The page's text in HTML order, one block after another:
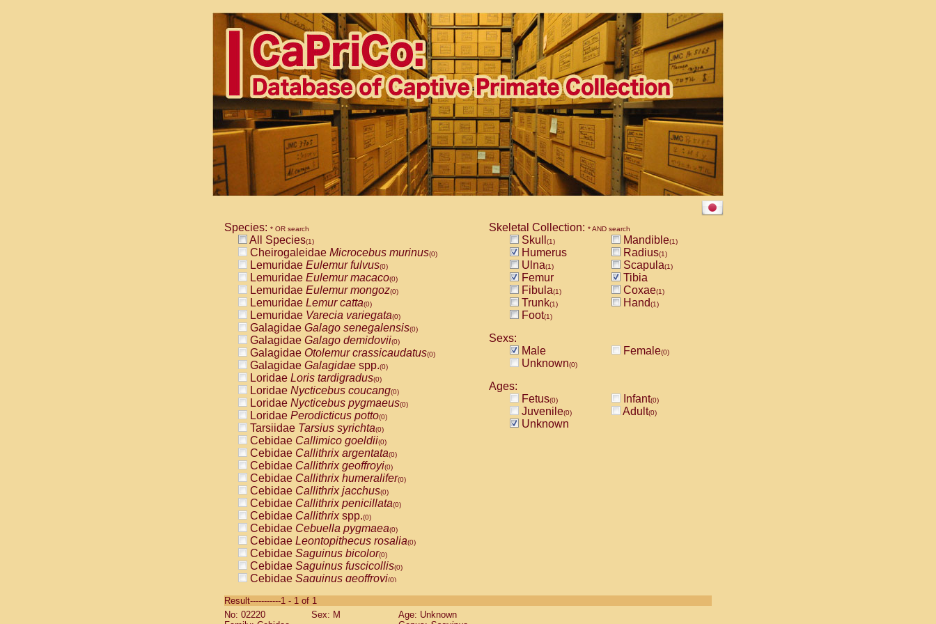
Species: * OR search
All Species(1)
Cheirogaleidae Microcebus murinus(0)
Lemuridae Eulemur fulvus(0)
Lemuridae Eulemur macaco(0)
Lemuridae Eulemur mongoz(0)
Lemuridae Lemur catta(0)
Lemuridae Varecia variegata(0)
Galagidae Galago senegalensis(0)
Galagidae Galago demidovii(0)
Galagidae Otolemur crassicaudatus(0)
Galagidae Galagidae spp.(0)
Loridae Loris tardigradus(0)
Loridae Nycticebus coucang(0)
Loridae Nycticebus pygmaeus(0)
Loridae Perodicticus potto(0)
Tarsiidae Tarsius syrichta(0)
Cebidae Callimico goeldii(0)
Cebidae Callithrix argentata(0)
Cebidae Callithrix geoffroyi(0)
Cebidae Callithrix humeralifer(0)
Cebidae Callithrix jacchus(0)
Cebidae Callithrix penicillata(0)
Cebidae Callithrixspp.(0)
Cebidae Cebuella pygmaea(0)
Cebidae Leontopithecus rosalia(0)
Cebidae Saguinus bicolor(0)
Cebidae Saguinus fuscicollis(0)
Cebidae Saguinus geoffroyi(0)
CebidaeSaguinus labiatus(0)
Cebidae Saguinus leucopus (0)
Skeletal Collection: * AND search
Skull (1) Mandible(1)
Humerus Radius(1)
Ulna(1) Scapula(1)
Femur
Tibia
Fibula(1) Coxae(1)
Trunk(1) Hand(1)
Foot(1)
Sexs:
Male
Female(0)
Unknown(0)
Ages:
Fetus(0) Infant(0)
Juvenile(0) Adult(0)
Unknown
Result-----------1 - 1 of 1
No: 02220
Sex: M
Age: Unknown